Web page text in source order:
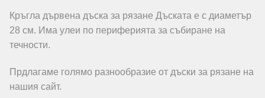
Кръгла дървена дъска за рязане Дъската е с диаметър
28 см. Има улеи по периферията за събиране на
течности.
Прдлагаме голямо разнообразие от дъски за рязане на
нашия сайт.